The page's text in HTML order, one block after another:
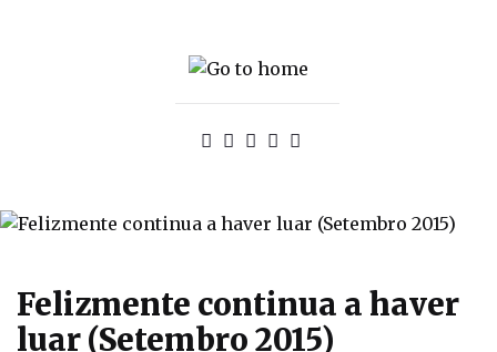
Felizmente continua a haver
luar (Setembro 2015)